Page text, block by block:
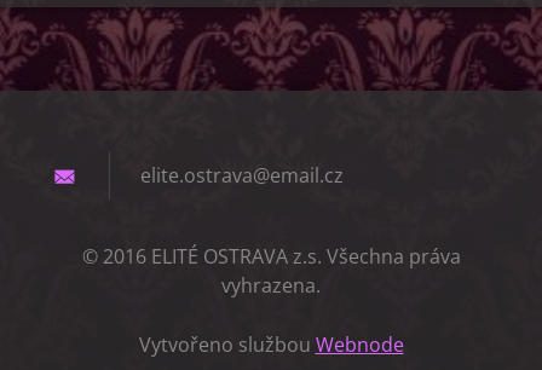
elite.ostrava@email.cz
© 2016 ELITÉ OSTRAVA z.s. Všechna práva
vyhrazena.
Vytvořeno službou Webnode